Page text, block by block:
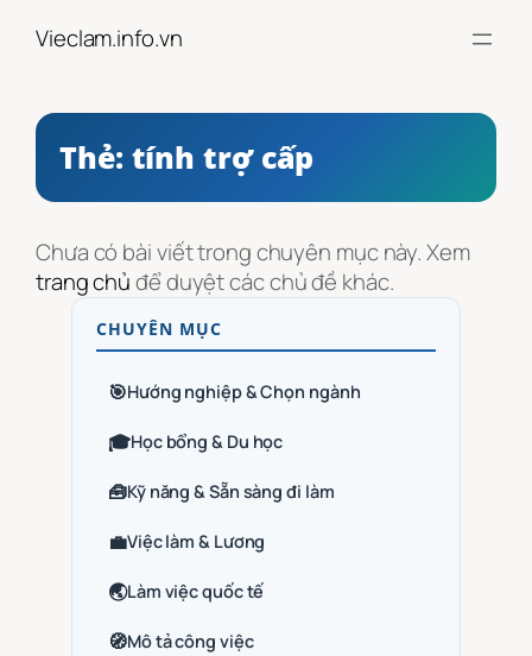
đến
dung
Vieclam.info.vn
Thẻ: tính trợ cấp
Chưa có bài viết trong chuyên mục này. Xem
trang chủđể duyệt các chủ đề khác.
CHUYÊN MỤC
🎯Hướng nghiệp & Chọn ngành
🎓Học bổng & Du học
🧰Kỹ năng & Sẵn sàng đi làm
💼Việc làm & Lương
🌏Làm việc quốc tế
🧭Mô tả công việc